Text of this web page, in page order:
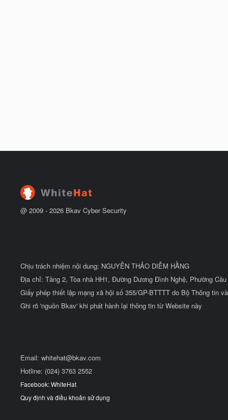
@ 2009 - 2026 Bkav Cyber Security
Chịu trách nhiệm nội dung: NGUYỄN THẢO DIỄM HẰNG
Địa chỉ: Tầng 2, Tòa nhà HH1, Đường Dương Đình Nghệ, Phường
Giấy phép thiết lập mạng xã hội số 355/GP-BTTTT do Bộ Thông tin
Ghi rõ 'nguồn Bkav' khi phát hành lại thông tin từ Website này
Email: whitehat@bkav.com
Hotline: (024) 3763 2552
Facebook: WhiteHat
Quy định và điều khoản sử dụng